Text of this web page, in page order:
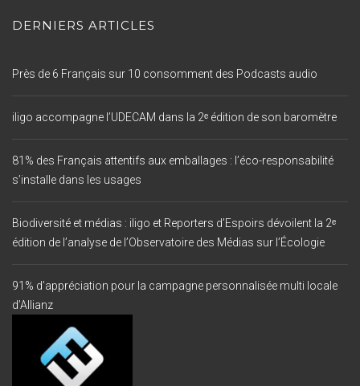
DERNIERS ARTICLES
Près de 6 Français sur 10 consomment des Podcasts audio
iligo accompagne l’UDECAM dans la 2ᵉ édition de son baromètre
81% des Français attentifs aux emballages : l’éco-responsabilité
s’installe dans les usages
Biodiversité et médias : iligo et Reporters d’Espoirs dévoilent la 2ᵉ
édition de l’analyse de l’Observatoire des Médias sur l’Écologie
91% d’appréciation pour la campagne personnalisée multi locale
d’Allianz